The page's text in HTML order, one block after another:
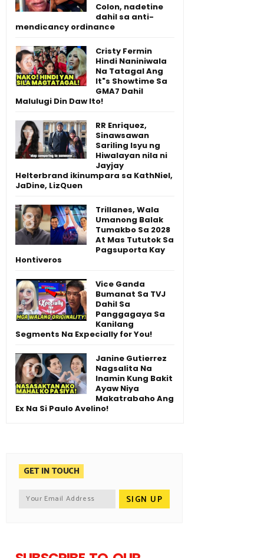
Colon, nadetine
dahil sa anti-
mendicancy ordinance
Cristy Fermin
Hindi Naniniwala
Na Tatagal Ang
It"s Showtime Sa
GMA7 Dahil
Malulugi Din Daw Ito!
RR Enriquez,
Sinawsawan
Sariling Isyu ng
Hiwalayan nila ni
Jayjay
Helterbrand ikinumpara sa KathNiel,
JaDine, LizQuen
Trillanes, Wala
Umanong Balak
Tumakbo Sa 2028
At Mas Tututok Sa
Pagsuporta Kay
Hontiveros
Vice Ganda
Bumanat Sa TVJ
Dahil Sa
Panggagaya Sa
Kanilang
Segments Na Expecially for You!
Janine Gutierrez
Nagsalita Na
Inamin Kung Bakit
Ayaw Niya
Makatrabaho Ang
Ex Na Si Paulo Avelino!
GET IN TOUCH